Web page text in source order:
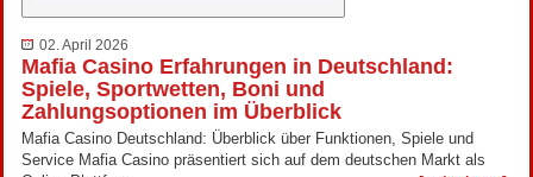
02. April 2026
Mafia Casino Erfahrungen in Deutschland:
Spiele, Sportwetten, Boni und
Zahlungsoptionen im Überblick
Mafia Casino Deutschland: Überblick über Funktionen, Spiele und
Service Mafia Casino präsentiert sich auf dem deutschen Markt als